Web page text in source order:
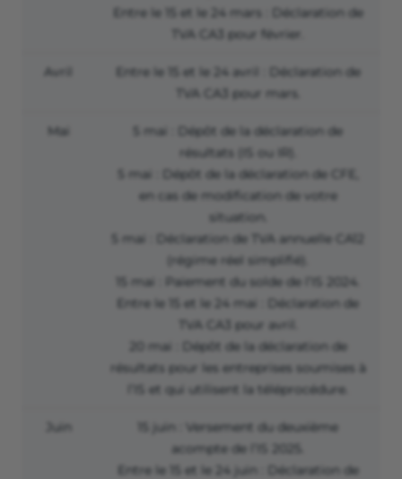
Entre le 15 et le 24 mars : Déclaration de
TVA CA3 pour février.
Avril Entre le 15 et le 24 avril
: Déclaration de
TVA CA3 pour mars.
Mai
5 mai : Dépôt de la déclaration de
résultats (IS ou IR).
5 mai : Dépôt de la déclaration de CFE,
en cas de modification de votre
situation.
5 mai : Déclaration de TVA annuelle CA12
(régime réel simplifié).
15 mai : Paiement du solde de l’IS 2024.
Entre le 15 et le 24 mai : Déclaration de
TVA CA3 pour avril.
20 mai : Dépôt de la déclaration de
résultats pour les entreprises soumises à
l’IS et qui utilisent la téléprocédure.
Juin
15 juin : Versement du deuxième
acompte de l’IS 2025.
Entre le 15 et le 24 juin : Déclaration de